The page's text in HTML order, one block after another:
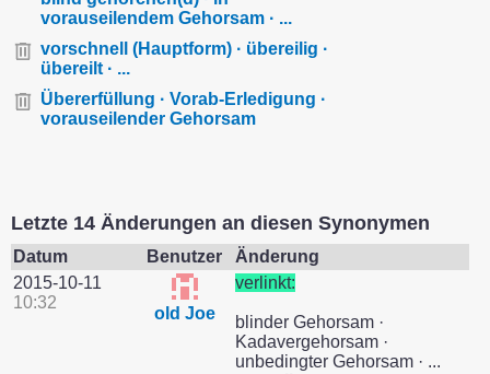
vorauseilendem Gehorsam · ...
vorschnell (Hauptform) · übereilig ·
übereilt · ...
Übererfüllung · Vorab-Erledigung ·
vorauseilender Gehorsam
Letzte 14 Änderungen an diesen Synonymen
Datum Benutzer
Änderung
2015-10-11
10:32
old Joe
verlinkt:
blinder Gehorsam ·
Kadavergehorsam ·
unbedingter Gehorsam · ...